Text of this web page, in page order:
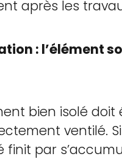
après les
: l’élément
bien isolé doit
ventilé.
finit par